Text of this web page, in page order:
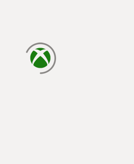
يتم الآن التحميل